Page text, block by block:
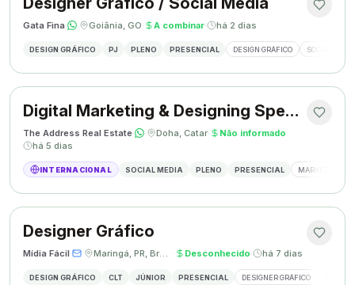
Gata Fina· · Goiânia, GO· A combinar· há 2 dias
DESIGN GRÁFICO PJ PLENO PRESENCIAL DESIGN GRÁFICO SOCIAL
Digital Marketing & Designing Specialist
The Address Real Estate· · Doha, Catar· Não informado·
há 5 dias
INTERNACIONAL SOCIAL MEDIA PLENO PRESENCIAL MARKETING
Designer Gráfico
Mídia Fácil· · Maringá, PR, Brasil · Desconhecido· há 7 dias
DESIGN GRÁFICO CLT JÚNIOR PRESENCIAL DESIGNER GRÁFICO